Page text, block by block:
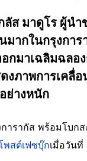
มาดูโร ผู้นำ
ากในกรุงกา
กมาเฉลิมฉลอ
ภาพการเคลื่
ย่างหนัก
ารากัส พร้อมโบก
พสต์เฟซบุ๊กเมื่อวัน